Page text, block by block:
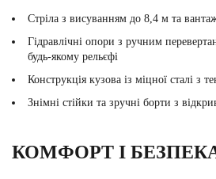
Стріла з висуванням до 8,4 м та
Гідравлічні опори з ручним
будь-якому рельєфі
Конструкція кузова із міцної сталі з
Знімні стійки та зручні борти з
КОМФОРТ І